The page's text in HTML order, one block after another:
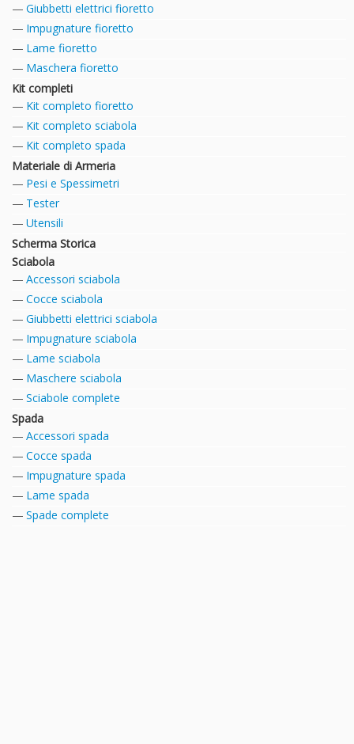
Giubbetti elettrici fioretto
Impugnature fioretto
Lame fioretto
Maschera fioretto
Kit completi
Kit completo fioretto
Kit completo sciabola
Kit completo spada
Materiale di Armeria
Pesi e Spessimetri
Tester
Utensili
Scherma Storica
Sciabola
Accessori sciabola
Cocce sciabola
Giubbetti elettrici sciabola
Impugnature sciabola
Lame sciabola
Maschere sciabola
Sciabole complete
Spada
Accessori spada
Cocce spada
Impugnature spada
Lame spada
Spade complete